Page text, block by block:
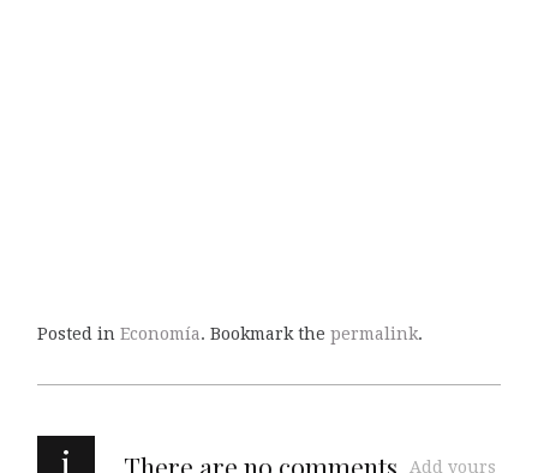
Posted in Economía. Bookmark the permalink.
i There are no comments Add yours